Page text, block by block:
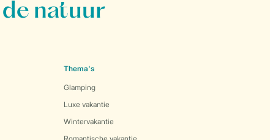
natuur
Thema's
Glamping
Luxe vakantie
Wintervakantie